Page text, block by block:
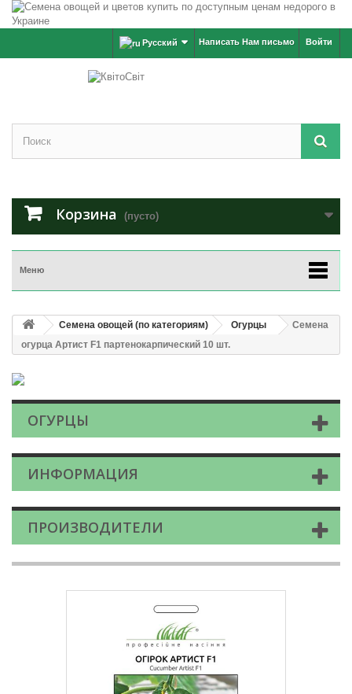
Войти
Написать Нам письмо
Русский
Корзина (пусто)
Меню
Семена овощей (по категориям) Огурцы
Семена
огурца Артист F1 партенокарпический 10 шт.
ОГУРЦЫ
ИНФОРМАЦИЯ
ПРОИЗВОДИТЕЛИ